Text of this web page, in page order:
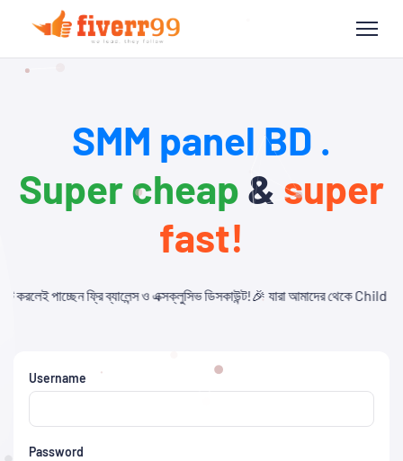
SMM panel BD .
Super cheap & super
fast!
ডিসকাউন্ট!🎉 যারা আমাদের থেকে Child Panel নিবেন এবং API
Username
Password